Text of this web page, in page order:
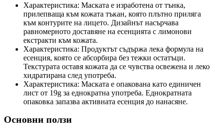
Характеристика: Маската е изработена от тънка,
прилепваща към кожата тъкан, която плътно приляга
към контурите на лицето. Дизайнът насърчава
равномерното доставяне на есенцията с лимонови
екстракти към кожата.
Характеристика: Продуктът съдържа лека формула на
есенция, която се абсорбира без тежки остатъци.
Текстурата оставя кожата да се чувства освежена и леко
хидратирана след употреба.
Характеристика: Маската е опакована като единичен
лист от 19g за еднократна употреба. Еднократната
опаковка запазва активната есенция до нанасяне.
Основни ползи